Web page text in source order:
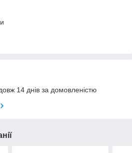
14 днів за домовленістю